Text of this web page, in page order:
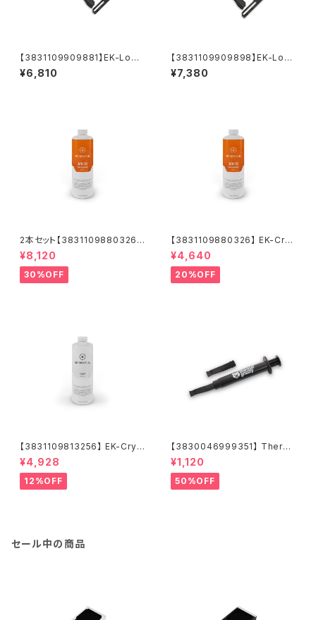
【3831109909881】EK-Loop
Angled Bracket - 120/140m
m
¥6,810
【3831109909898】EK-Loo
p Angled Bracket - 140/14
0mm
¥7,380
2本セット【3831109880326】
EK-CryoFuel Solid Fire Ora
nge (Premix 1000mL)
¥8,120
30%OFF
【3831109880326】 EK-Cry
oFuel Solid Fire Orange (P
remix 1000mL)
¥4,640
20%OFF
【3831109813256】 EK-Cryo
Fuel Clear (Premix 1000m
L)
¥4,928
12%OFF
【3830046999351】 Therm
al Grizzly Hydronaut (1.5m
L / 3.9g)
¥1,120
50%OFF
セール中の商品